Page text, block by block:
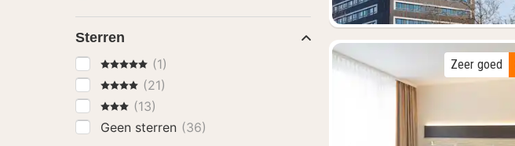
Zeer goed
Sterren
5 Sterren(1)
4 Sterren(21)
3 Sterren
(13)
Geen sterren (36)